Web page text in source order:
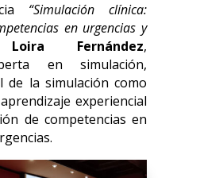
“Simulación clínica:
en urgencias y
Loira Fernández,
en simulación,
de la simulación como
experiencial
de competencias en